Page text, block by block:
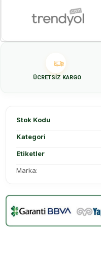
ÜCRETSIZ KARGO
Stok Kodu
Kategori
Etiketler
Marka: